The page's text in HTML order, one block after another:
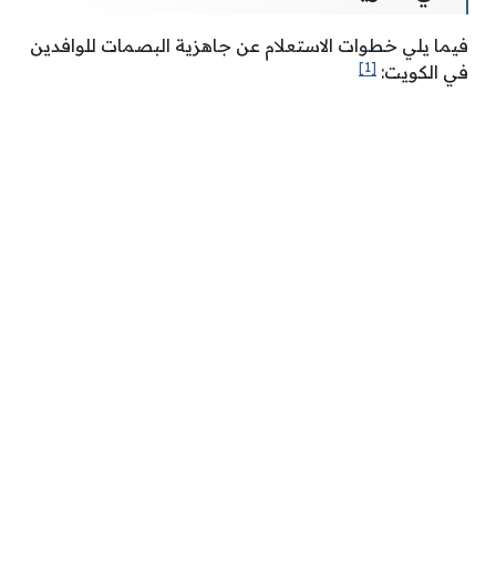
فيما يلي خطوات الاستعلام عن جاهزية البصمات للوافدين
في الكويت: [1]